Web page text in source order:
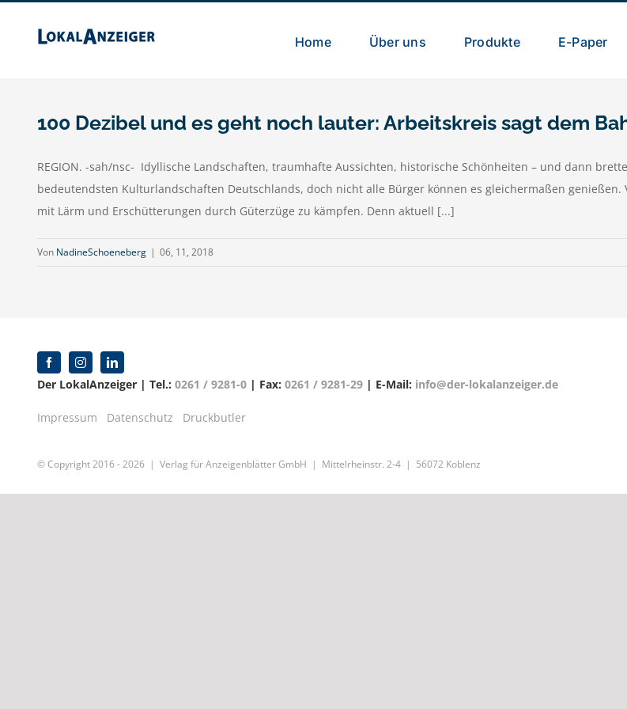
Home Über uns Produkte E-Paper
100 Dezibel und es geht noch lauter: Arbeitskreis sagt dem
REGION. -sah/nsc- Idyllische Landschaften, traumhafte Aussichten, historische Schönheiten – und dann
bedeutendsten Kulturlandschaften Deutschlands, doch nicht alle Bürger können es gleichermaßen
mit Lärm und Erschütterungen durch Güterzüge zu kämpfen. Denn aktuell [...]
Von NadineSchoeneberg | 06, 11, 2018
Der LokalAnzeiger | Tel.: 0261 / 9281-0 | Fax: 0261 / 9281-29 | E-Mail: info@der-lokalanzeiger.de
Impressum Datenschutz Druckbutler
© Copyright 2016 -2026 | Verlag für Anzeigenblätter GmbH | Mittelrheinstr. 2-4 | 56072 Koblenz